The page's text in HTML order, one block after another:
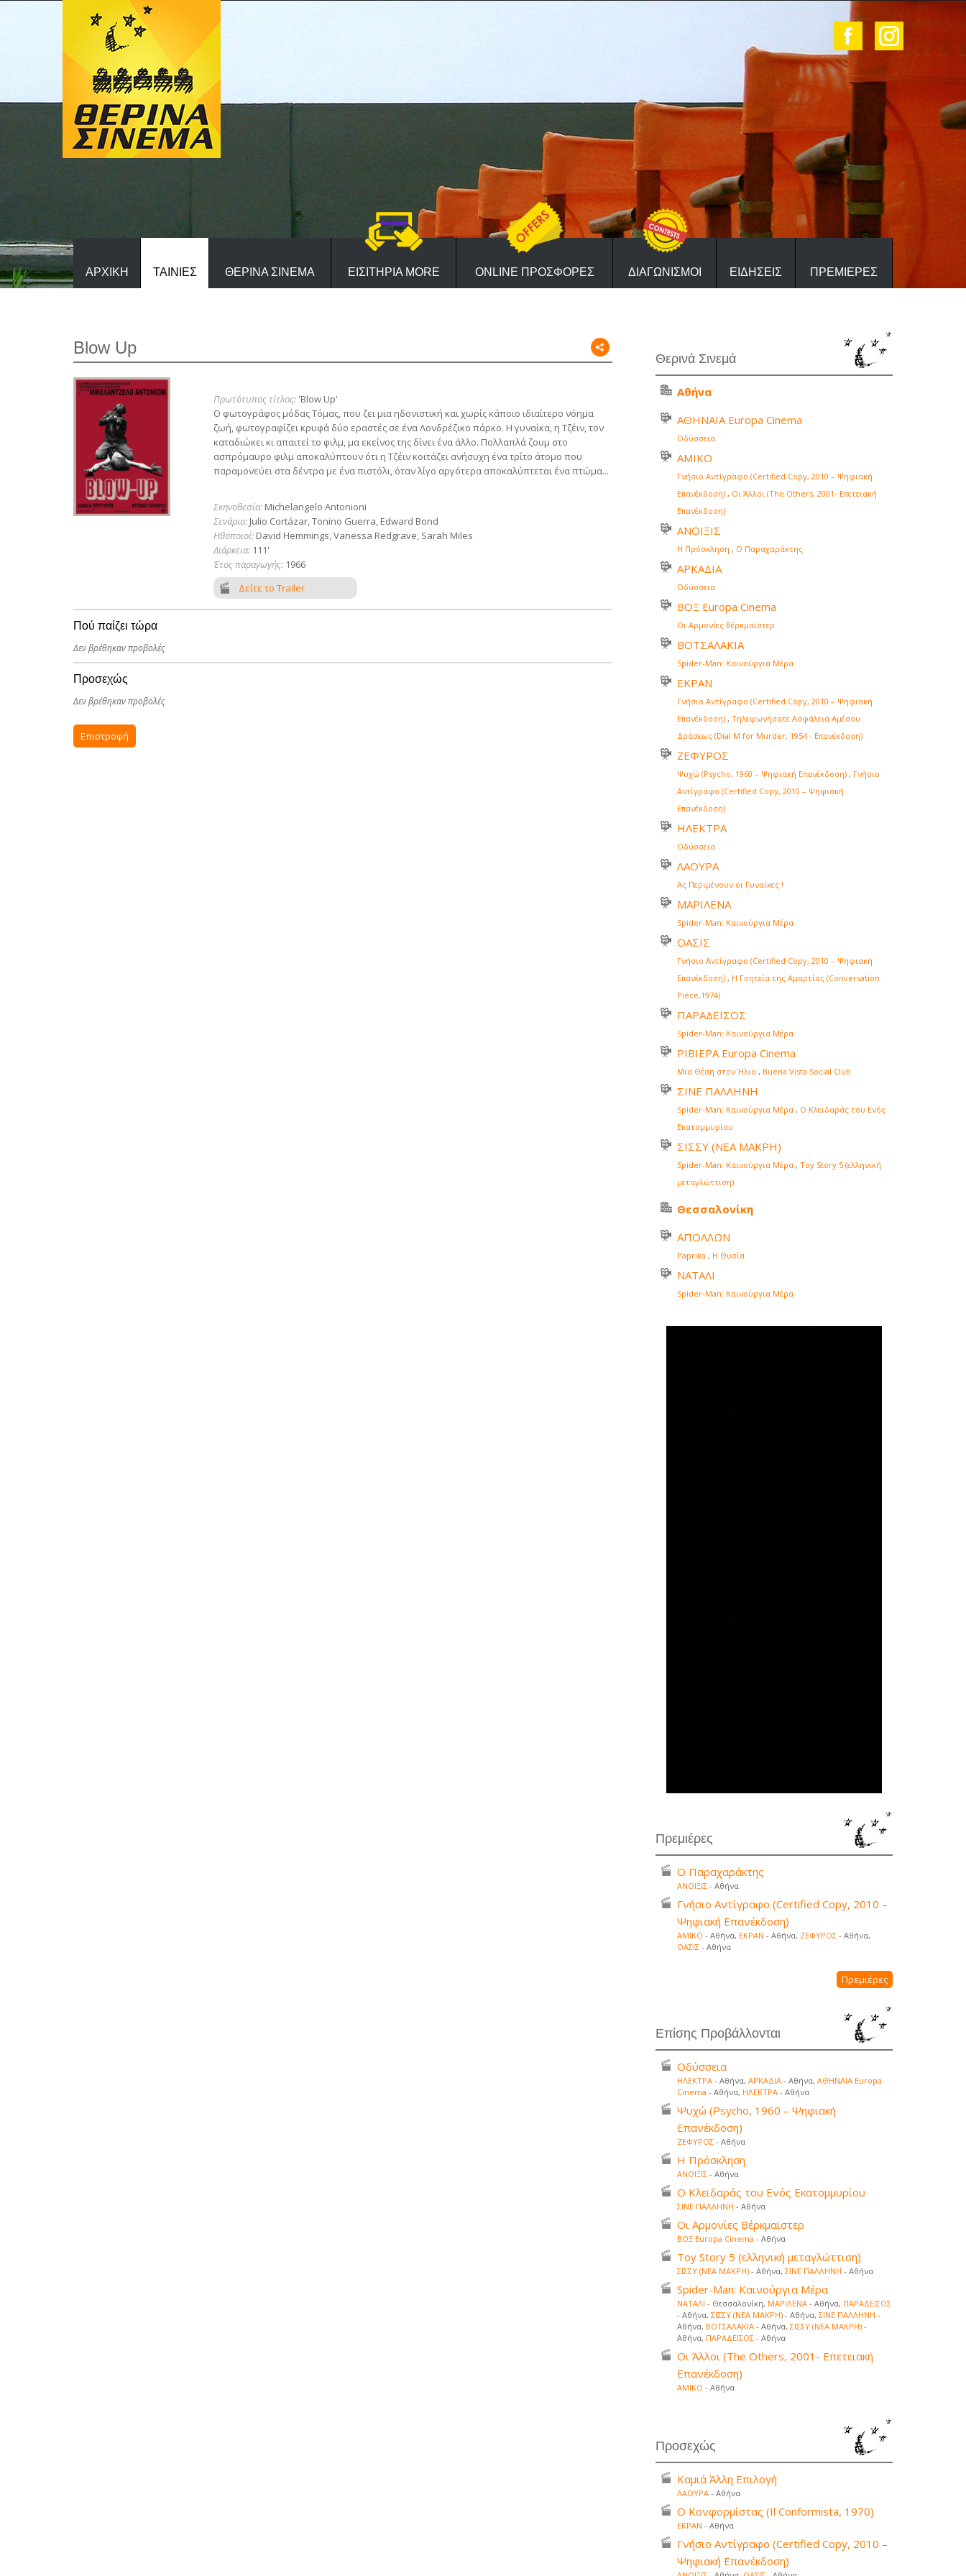
ΑΡΧΙΚΗ ΤΑΙΝΙΕΣ ΘΕΡΙΝΑ ΣΙΝΕΜΑ ΕΙΣΙΤΗΡΙΑ MORE ONLINE ΠΡΟΣΦΟΡΕΣ ΔΙΑΓΩΝΙΣΜΟΙ ΕΙΔΗΣΕΙΣ ΠΡΕΜΙΕΡΕΣ
Blow Up
Πρωτότυπος τίτλος: 'Blow Up'
Ο φωτογράφος μόδας Τόμας, που ζει μια ηδονιστική και χωρίς κάποιο ιδιαίτερο νόημα
ζωή, φωτογραφίζει κρυφά δύο εραστές σε ένα Λονδρέζικο πάρκο. Η γυναίκα, η Τζέιν, τον
καταδιώκει κι απαιτεί το φιλμ, μα εκείνος της δίνει ένα άλλο. Πολλαπλά ζουμ στο
ασπρόμαυρο φιλμ αποκαλύπτουν ότι η Τζέιν κοιτάζει ανήσυχη ένα τρίτο άτομο που
παραμονεύει στα δέντρα με ένα πιστόλι, όταν λίγο αργότερα αποκαλύπτεται ένα πτώμα...
Σκηνοθεσία: Michelangelo Antonioni
Σενάριο: Julio Cortázar, Tonino Guerra, Edward Bond
Ηθοποιοί: David Hemmings, Vanessa Redgrave, Sarah Miles
Διάρκεια: 111'
Έτος παραγωγής: 1966
Δείτε το Trailer
Πού παίζει τώρα
Δεν βρέθηκαν προβολές
Προσεχώς
Δεν βρέθηκαν προβολές
Επιστροφή
Θερινά Σινεμά
Αθήνα
ΑΘΗΝΑΙΑ Europa Cinema
Οδύσσεια
ΑΜΙΚΟ
Γνήσιο Αντίγραφο (Certified Copy, 2010 – Ψηφιακή
Επανέκδοση) , Οι Άλλοι (The Others, 2001- Επετειακή
Επανέκδοση)
ΑΝΟΙΞΙΣ
Η Πρόσκληση , Ο Παραχαράκτης
ΑΡΚΑΔΙΑ
Οδύσσεια
ΒΟΞ Europa Cinema
Οι Αρμονίες Βέρκμαϊστερ
ΒΟΤΣΑΛΑΚΙΑ
Spider-Man: Καινούργια Μέρα
ΕΚΡΑΝ
Γνήσιο Αντίγραφο (Certified Copy, 2010 – Ψηφιακή
Επανέκδοση) , Τηλεφωνήσατε Ασφάλεια Αμέσου
Δράσεως (Dial M for Murder, 1954 - Επανέκδοση)
ΖΕΦΥΡΟΣ
Ψυχώ (Psycho, 1960 – Ψηφιακή Επανέκδοση) , Γνήσιο
Αντίγραφο (Certified Copy, 2010 – Ψηφιακή
Επανέκδοση)
ΗΛΕΚΤΡΑ
Οδύσσεια
ΛΑΟΥΡΑ
Ας Περιμένουν οι Γυναίκες !
ΜΑΡΙΛΕΝΑ
Spider-Man: Καινούργια Μέρα
ΟΑΣΙΣ
Γνήσιο Αντίγραφο (Certified Copy, 2010 – Ψηφιακή
Επανέκδοση) , Η Γοητεία της Αμαρτίας (Conversation
Piece,1974)
ΠΑΡΑΔΕΙΣΟΣ
Spider-Man: Καινούργια Μέρα
ΡΙΒΙΕΡΑ Europa Cinema
Μια Θέση στον Ήλιο , Buena Vista Social Club
ΣΙΝΕ ΠΑΛΛΗΝΗ
Spider-Man: Καινούργια Μέρα , Ο Κλειδαράς του Ενός
Εκατομμυρίου
ΣΙΣΣΥ (ΝΕΑ ΜΑΚΡΗ)
Spider-Man: Καινούργια Μέρα , Toy Story 5 (ελληνική
μεταγλώττιση)
Θεσσαλονίκη
ΑΠΟΛΛΩΝ
Paprika , Η Θυσία
ΝΑΤΑΛΙ
Spider-Man: Καινούργια Μέρα
Πρεμιέρες
Ο Παραχαράκτης
ΑΝΟΙΞΙΣ - Αθήνα
Γνήσιο Αντίγραφο (Certified Copy, 2010 –
Ψηφιακή Επανέκδοση)
ΑΜΙΚΟ - Αθήνα, ΕΚΡΑΝ - Αθήνα, ΖΕΦΥΡΟΣ - Αθήνα,
ΟΑΣΙΣ - Αθήνα
Πρεμιέρες
Επίσης Προβάλλονται
Οδύσσεια
ΗΛΕΚΤΡΑ - Αθήνα, ΑΡΚΑΔΙΑ - Αθήνα, ΑΘΗΝΑΙΑ Europa
Cinema - Αθήνα, ΗΛΕΚΤΡΑ - Αθήνα
Ψυχώ (Psycho, 1960 – Ψηφιακή
Επανέκδοση)
ΖΕΦΥΡΟΣ - Αθήνα
Η Πρόσκληση
ΑΝΟΙΞΙΣ - Αθήνα
Ο Κλειδαράς του Ενός Εκατομμυρίου
ΣΙΝΕ ΠΑΛΛΗΝΗ - Αθήνα
Οι Αρμονίες Βέρκμαϊστερ
ΒΟΞ Europa Cinema - Αθήνα
Toy Story 5 (ελληνική μεταγλώττιση)
ΣΙΣΣΥ (ΝΕΑ ΜΑΚΡΗ) - Αθήνα, ΣΙΝΕ ΠΑΛΛΗΝΗ - Αθήνα
Spider-Man: Καινούργια Μέρα
ΝΑΤΑΛΙ - Θεσσαλονίκη, ΜΑΡΙΛΕΝΑ - Αθήνα, ΠΑΡΑΔΕΙΣΟΣ
- Αθήνα, ΣΙΣΣΥ (ΝΕΑ ΜΑΚΡΗ) - Αθήνα, ΣΙΝΕ ΠΑΛΛΗΝΗ -
Αθήνα, ΒΟΤΣΑΛΑΚΙΑ - Αθήνα, ΣΙΣΣΥ (ΝΕΑ ΜΑΚΡΗ) -
Αθήνα, ΠΑΡΑΔΕΙΣΟΣ - Αθήνα
Οι Άλλοι (The Others, 2001- Επετειακή
Επανέκδοση)
ΑΜΙΚΟ - Αθήνα
Προσεχώς
Καμιά Άλλη Επιλογή
ΛΑΟΥΡΑ - Αθήνα
Ο Κονφορμίστας (Il Conformista, 1970)
ΕΚΡΑΝ - Αθήνα
Γνήσιο Αντίγραφο (Certified Copy, 2010 –
Ψηφιακή Επανέκδοση)